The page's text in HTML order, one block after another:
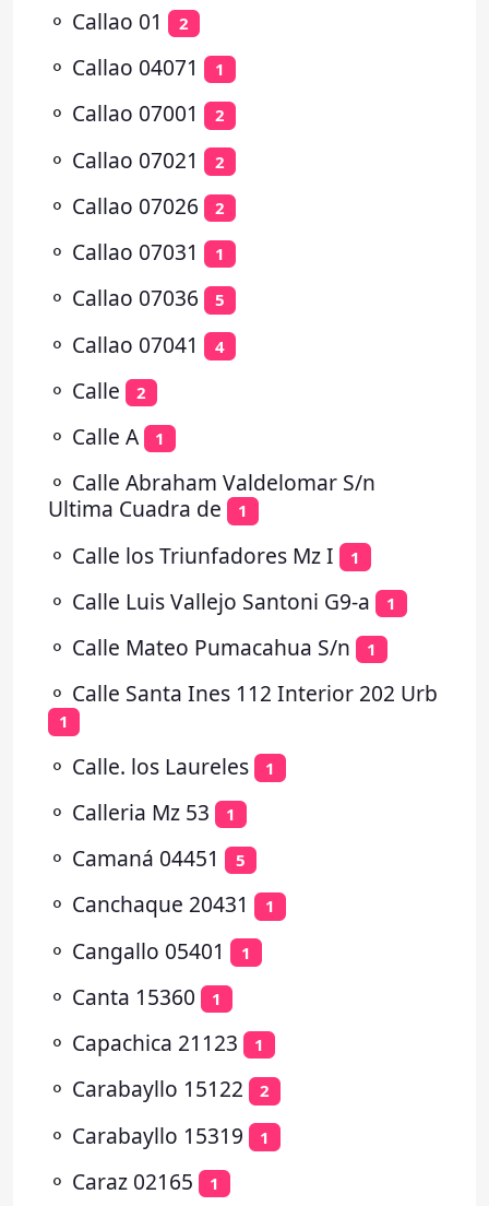
⚬ Callao 01 2
⚬ Callao 04071 1
⚬ Callao 07001 2
⚬ Callao 07021 2
⚬ Callao 07026 2
⚬ Callao 07031 1
⚬ Callao 07036 5
⚬ Callao 07041 4
⚬ Calle 2
⚬ Calle A 1
⚬ Calle Abraham Valdelomar S/n
Ultima Cuadra de
1
⚬ Calle los Triunfadores Mz I 1
⚬ Calle Luis Vallejo Santoni G9-a 1
⚬ Calle Mateo Pumacahua S/n 1
⚬ Calle Santa Ines 112 Interior 202 Urb
1
⚬ Calle. los Laureles 1
⚬ Calleria Mz 53 1
⚬ Camaná 04451 5
⚬ Canchaque 20431 1
⚬ Cangallo 05401 1
⚬ Canta 15360 1
⚬ Capachica 21123 1
⚬ Carabayllo 15122 2
⚬ Carabayllo 15319 1
⚬ Caraz 02165 1